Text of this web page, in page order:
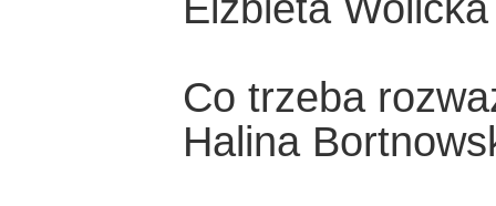
Co trzeba
Halina